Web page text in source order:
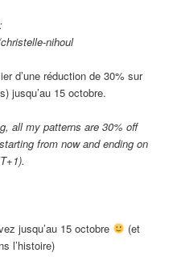
nihoul
d’une réduction de 30% sur
jusqu’au 15 octobre.
all my patterns are 30% off
from now and ending on
jusqu’au 15 octobre
(et
l’histoire)